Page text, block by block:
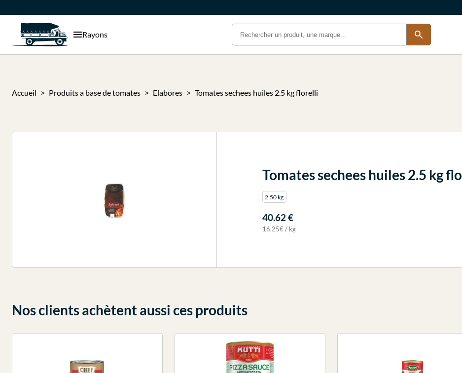
Rayons
Accueil Produits a base de tomates Elabores Tomates sechees huiles 2.5 kg florelli
Tomates sechees huiles 2.5 kg
2.50 kg
40.62 €
16.25€ / kg
Nos clients achètent aussi ces produits